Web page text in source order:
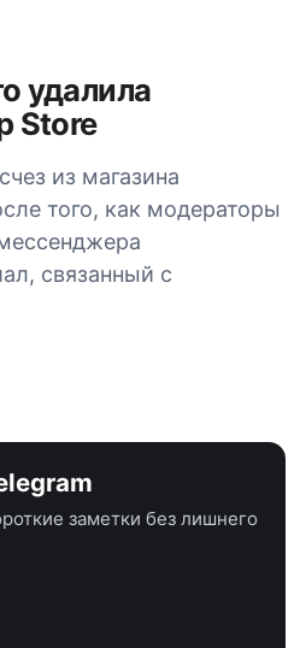
удалила
Store
из магазина
того, как модераторы
связанный с
заметки без лишнего